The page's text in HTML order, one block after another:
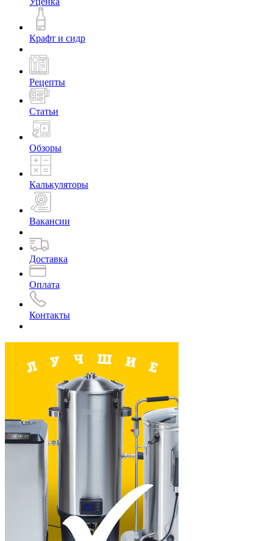
Крафт и сидр
Рецепты
Статьи
Обзоры
Калькуляторы
Вакансии
Доставка
Оплата
Контакты